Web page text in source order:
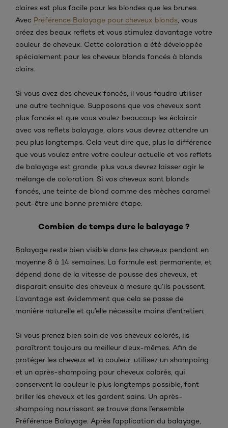
claires est plus facile pour les blondes que les brunes.
Avec Préférence Balayage pour cheveux blonds , vous
créez des beaux reflets et vous stimulez davantage votre
couleur de cheveux. Cette coloration a été développée
spécialement pour les cheveux blonds foncés à blonds
clairs.
Si vous avez des cheveux foncés, il vous faudra utiliser
une autre technique. Supposons que vos cheveux sont
plus foncés et que vous voulez beaucoup les éclaircir
avec vos reflets balayage, alors vous devrez attendre un
peu plus longtemps. Cela veut dire que, plus la différence
que vous voulez entre votre couleur actuelle et vos reflets
de balayage est grande, plus vous devrez laisser agir le
mélange de coloration. Si vos cheveux sont blonds
foncés, une teinte de blond comme des mèches caramel
peut-être une bonne première étape.
Combien de temps dure le balayage ?
Balayage reste bien visible dans les cheveux pendant en
moyenne 8 à 14 semaines. La formule est permanente, et
dépend donc de la vitesse de pousse des cheveux, et
disparait ensuite des cheveux à mesure qu’ils poussent.
L’avantage est évidemment que cela se passe de
manière naturelle et qu’elle nécessite moins d’entretien.
Si vous prenez bien soin de vos cheveux colorés, ils
paraîtront toujours au meilleur d’eux-mêmes. Afin de
protéger les cheveux et la couleur, utilisez un shampoing
et un après-shampoing pour cheveux colorés, qui
conservent la couleur le plus longtemps possible, font
briller les cheveux et les gardent sains. Un après-
shampoing nourrissant se trouve dans l’ensemble
Préférence Balayage. Après l’application du balayage,